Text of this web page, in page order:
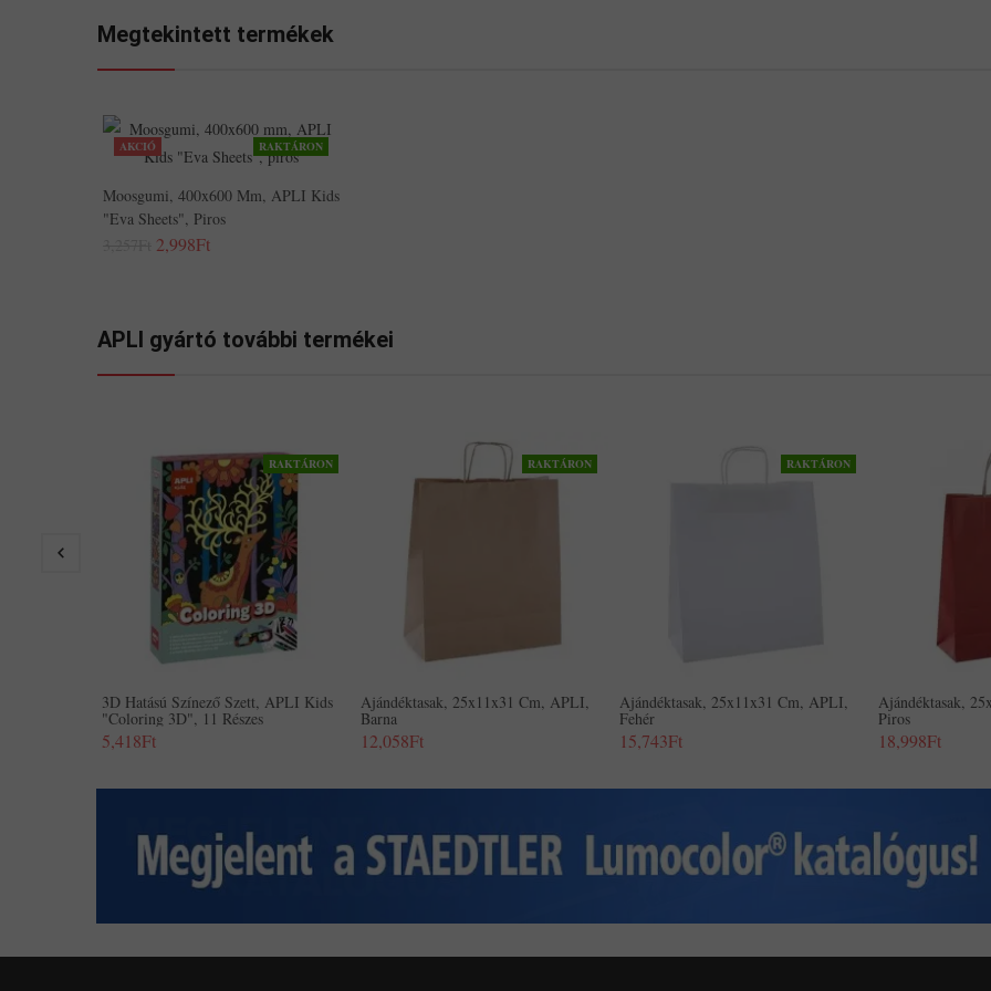
Megtekintett termékek
AKCIÓ RAKTÁRON
Moosgumi, 400x600 Mm, APLI Kids
"Eva Sheets", Piros
2,998Ft
APLI gyártó további termékei
RAKTÁRON
3D Hatású Színező Szett, APLI Kids
"Coloring 3D", 11 Részes
5,418Ft
RAKTÁRON
Ajándéktasak, 25x11x31 Cm, APLI,
Barna
12,058Ft
RAKTÁRON
Ajándéktasak, 25x11x31 Cm, APLI,
Fehér
15,743Ft
Ajándéktasak,
Piros
18,998Ft